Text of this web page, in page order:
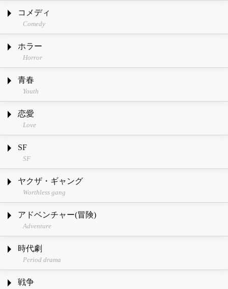
コメディ
Comedy
ホラー
Horror
青春
Youth
恋愛
Love
SF
SF
ヤクザ・ギャング
Worthless gang
アドベンチャー(冒険)
Adventure
時代劇
Period drama
戦争